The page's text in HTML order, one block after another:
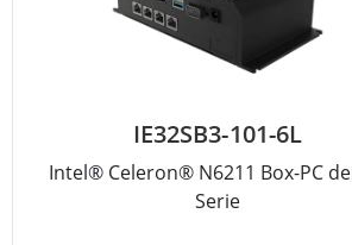
IE32SB3-101-6L
Intel® Celeron® N6211 Box-PC
Serie